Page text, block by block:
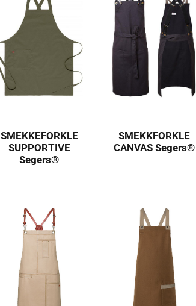
SMEKKEFORKLE
SUPPORTIVE
Segers®
SMEKKFORKLE
CANVAS Segers®